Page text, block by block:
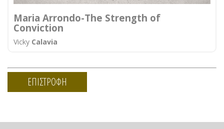
Maria Arrondo-The Strength of
Conviction
Vicky Calavia
ΕΠΙΣΤΡΟΦΗ